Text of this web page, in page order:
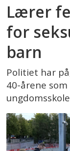
Lærer
for
barn
Politiet har
40-årene